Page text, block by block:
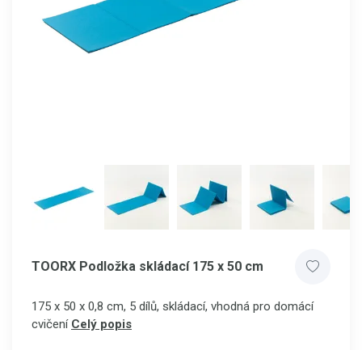
TOORX Podložka skládací 175 x 50 cm
175 x 50 x 0,8 cm, 5 dílů, skládací, vhodná pro domácí
cvičení Celý popis